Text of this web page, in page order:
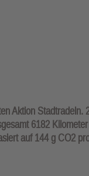
Aktion Stadtradeln.
6182
auf 144 g CO2